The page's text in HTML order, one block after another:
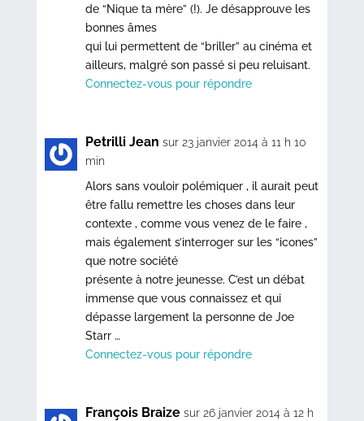
de “Nique ta mère” (!). Je désapprouve les
bonnes âmes
qui lui permettent de “briller” au cinéma et
ailleurs, malgré son passé si peu reluisant.
Connectez-vous pour répondre
Petrilli Jean sur 23 janvier 2014 à 11 h 10
min
Alors sans vouloir polémiquer , il aurait peut
être fallu remettre les choses dans leur
contexte , comme vous venez de le faire ,
mais également s’interroger sur les “icones”
que notre société
présente à notre jeunesse. C’est un débat
immense que vous connaissez et qui
dépasse largement la personne de Joe
Starr …
Connectez-vous pour répondre
François Braize sur 26 janvier 2014 à 12 h